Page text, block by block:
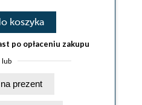
koszyka
po opłaceniu zakupu
lub
Kup na prezent